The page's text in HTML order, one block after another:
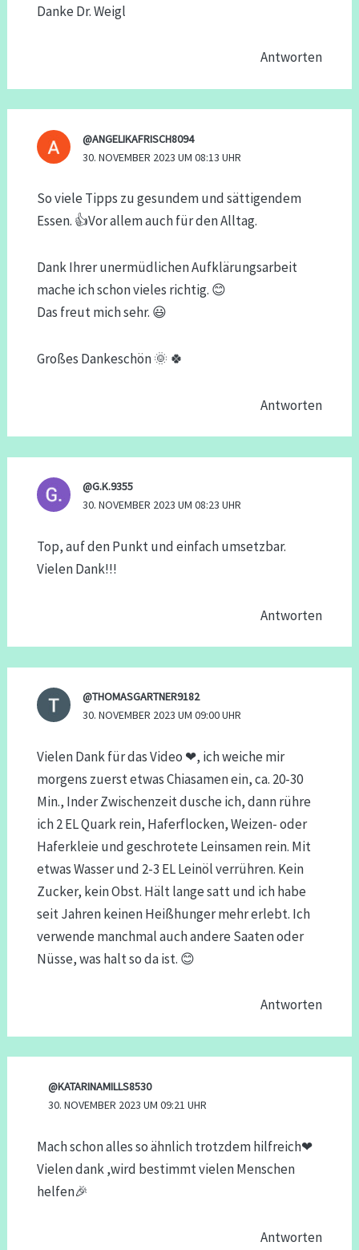
Danke Dr. Weigl
Antworten
@ANGELIKAFRISCH8094
30. NOVEMBER 2023 UM 08:13 UHR
So viele Tipps zu gesundem und sättigendem
Essen. 👍Vor allem auch für den Alltag.
Dank Ihrer unermüdlichen Aufklärungsarbeit
mache ich schon vieles richtig. 😊
Das freut mich sehr. 😃
Großes Dankeschön 🌞 🍀
Antworten
@G.K.9355
30. NOVEMBER 2023 UM 08:23 UHR
Top, auf den Punkt und einfach umsetzbar.
Vielen Dank!!!
Antworten
@THOMASGARTNER9182
30. NOVEMBER 2023 UM 09:00 UHR
Vielen Dank für das Video ❤, ich weiche mir
morgens zuerst etwas Chiasamen ein, ca. 20-30
Min., Inder Zwischenzeit dusche ich, dann rühre
ich 2 EL Quark rein, Haferflocken, Weizen- oder
Haferkleie und geschrotete Leinsamen rein. Mit
etwas Wasser und 2-3 EL Leinöl verrühren. Kein
Zucker, kein Obst. Hält lange satt und ich habe
seit Jahren keinen Heißhunger mehr erlebt. Ich
verwende manchmal auch andere Saaten oder
Nüsse, was halt so da ist. 😊
Antworten
@KATARINAMILLS8530
30. NOVEMBER 2023 UM 09:21 UHR
Mach schon alles so ähnlich trotzdem hilfreich❤
Vielen dank ,wird bestimmt vielen Menschen
helfen🎉
Antworten